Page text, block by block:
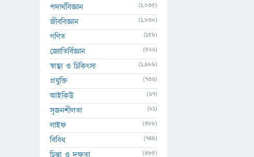
পদার্থবিজ্ঞান (1,035)
জীববিজ্ঞান (1,830)
গণিত (159)
জ্যোতির্বিজ্ঞান (526)
স্বাস্থ্য ও চিকিৎসা (1,989)
প্রযুক্তি (736)
আইকিউ (67)
সৃজনশীলতা (81)
লাইফ (388)
বিবিধ (749)
চিন্তা ও দক্ষতা (385)